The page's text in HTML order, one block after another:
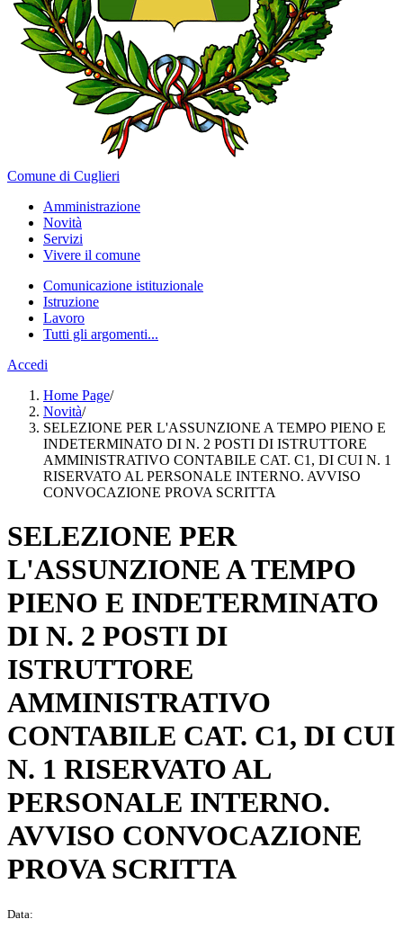
Comune di Cuglieri
Amministrazione
Novità
Servizi
Vivere il comune
Comunicazione istituzionale
Istruzione
Lavoro
Tutti gli argomenti...
Accedi
Home Page/
Novità/
SELEZIONE PER L'ASSUNZIONE A TEMPO PIENO E
INDETERMINATO DI N. 2 POSTI DI ISTRUTTORE
AMMINISTRATIVO CONTABILE CAT. C1, DI CUI N. 1
RISERVATO AL PERSONALE INTERNO. AVVISO
CONVOCAZIONE PROVA SCRITTA
SELEZIONE PER
L'ASSUNZIONE A TEMPO
PIENO E INDETERMINATO
DI N. 2 POSTI DI
ISTRUTTORE
AMMINISTRATIVO
CONTABILE CAT. C1, DI CUI
N. 1 RISERVATO AL
PERSONALE INTERNO.
AVVISO CONVOCAZIONE
PROVA SCRITTA
Data: